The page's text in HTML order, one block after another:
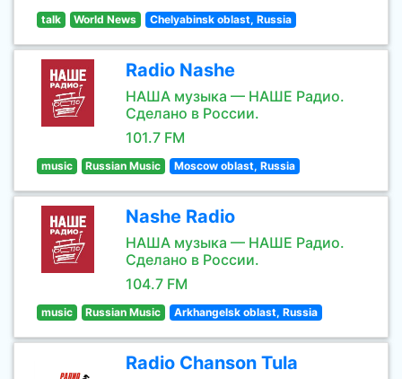
talk World News Chelyabinsk oblast, Russia
Radio Nashe
НАША музыка — НАШЕ Радио.
Сделано в России.
101.7 FM
music Russian Music Moscow oblast, Russia
Nashe Radio
НАША музыка — НАШЕ Радио.
Сделано в России.
104.7 FM
music Russian Music Arkhangelsk oblast, Russia
Radio Chanson Tula